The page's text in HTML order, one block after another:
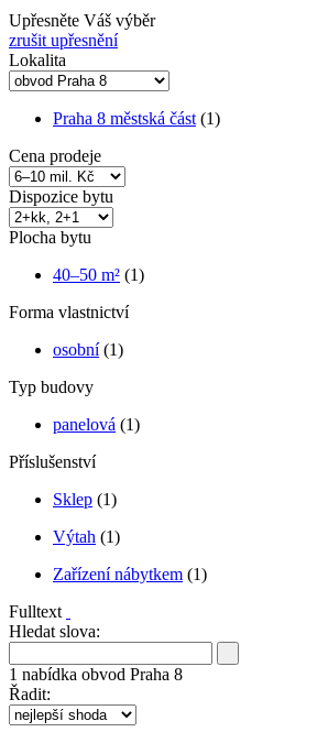
Upřesněte Váš výběr
zrušit upřesnění
Lokalita
Praha 8 městská část (1)
Cena prodeje
Dispozice bytu
Plocha bytu
40–50 m² (1)
Forma vlastnictví
osobní(1)
Typ budovy
panelová (1)
Příslušenství
Sklep (1)
Výtah (1)
Zařízení nábytkem (1)
Fulltext
Hledat slova:
1 nabídka obvod Praha 8
Řadit: